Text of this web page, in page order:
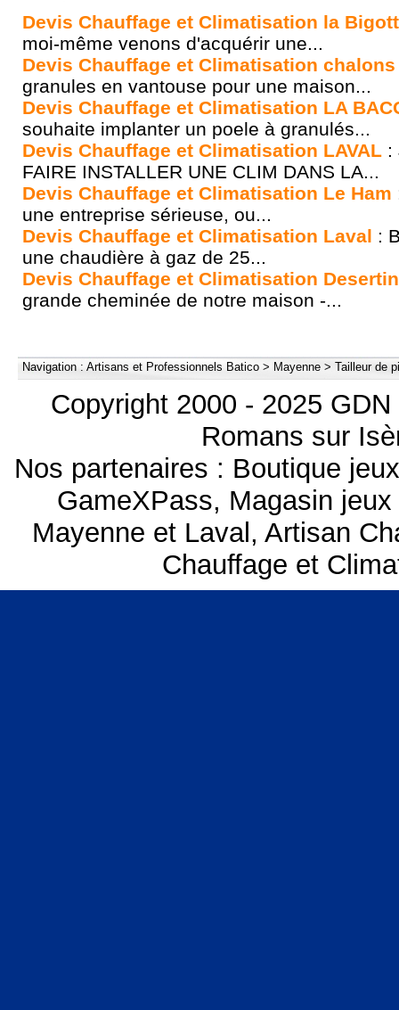
Devis Chauffage et Climatisation la
moi-même venons d'acquérir une...
Devis Chauffage et Climatisation
granules en vantouse pour une maison...
Devis Chauffage et Climatisation LA
souhaite implanter un poele à granulés...
Devis Chauffage et Climatisation LAVAL :
FAIRE INSTALLER UNE CLIM DANS LA...
Devis Chauffage et Climatisation Le Ham
une entreprise sérieuse, ou...
Devis Chauffage et Climatisation Laval :
une chaudière à gaz de 25...
Devis Chauffage et Climatisation
grande cheminée de notre maison -...
Navigation : Artisans et Professionnels Batico > Mayenne > Tailleur de
Copyright 2000 - 2025
Romans sur
Nos partenaires : Boutique
GameXPass, Magasin
Mayenne et Laval , Artisan
Chauffage et